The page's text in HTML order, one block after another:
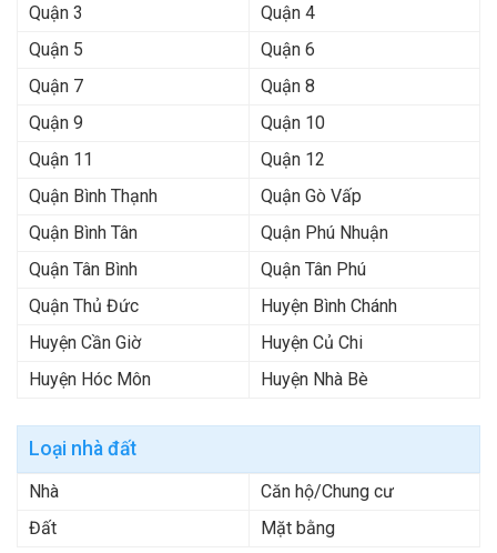
Quận 3
Quận 4
Quận 5
Quận 6
Quận 7
Quận 8
Quận 9
Quận 10
Quận 11
Quận 12
Quận Bình Thạnh
Quận Gò Vấp
Quận Bình Tân
Quận Phú Nhuận
Quận Tân Bình
Quận Tân Phú
Quận Thủ Đức
Huyện Bình Chánh
Huyện Cần Giờ
Huyện Củ Chi
Huyện Hóc Môn
Huyện Nhà Bè
Loại nhà đất
Nhà
Căn hộ/Chung cư
Đất
Mặt bằng